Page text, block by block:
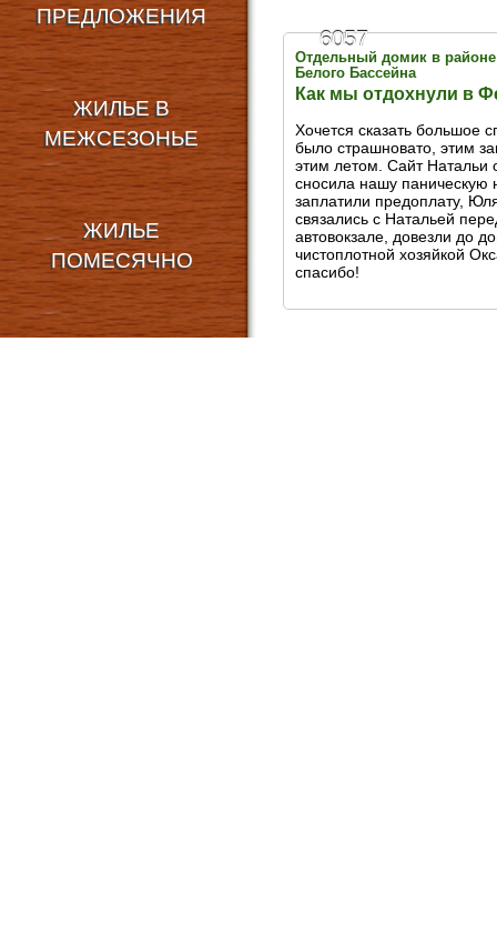
6057
Отдельный домик в районе
Белого Бассейна
Как мы отдохнули в
Хочется сказать большое
было страшновато, этим
этим летом. Сайт Натальи
сносила нашу паническую
заплатили предоплату,
связались с Натальей
автовокзале, довезли до
чистоплотной хозяйкой
спасибо!
ПРЕДЛОЖЕНИЯ
ЖИЛЬЕ В
МЕЖСЕЗОНЬЕ
ЖИЛЬЕ
ПОМЕСЯЧНО